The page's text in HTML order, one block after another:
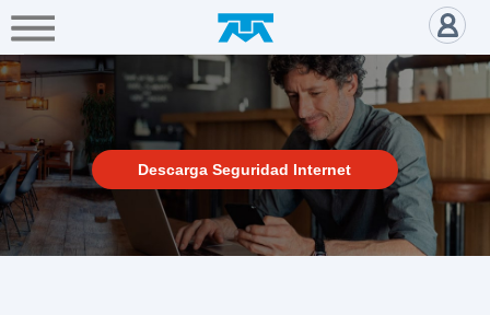
Hogar Empresa Gamers
A+
Servicios
Mi
Telmex
Cobertura
Descarga seguridad internet -
Descarga Seguridad Internet